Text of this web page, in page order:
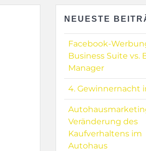
NEUESTE
Facebook-
Business Suite vs.
Manager
4. Gewinnernacht
Veränderung des
Kaufverhaltens im
Autohaus